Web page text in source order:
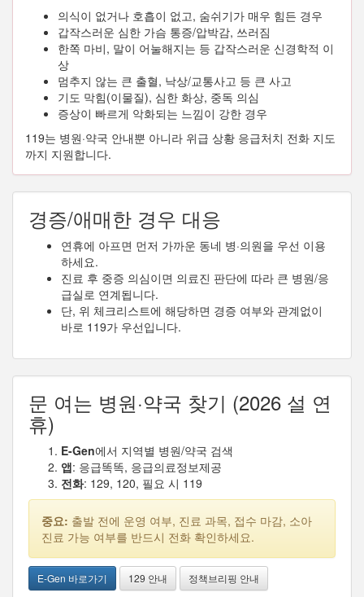
의식이 없거나 호흡이 없고, 숨쉬기가 매우 힘든 경우
갑작스러운 심한 가슴 통증/압박감, 쓰러짐
한쪽 마비, 말이 어눌해지는 등 갑작스러운 신경학적 이
상
멈추지 않는 큰 출혈, 낙상/교통사고 등 큰 사고
기도 막힘(이물질), 심한 화상, 중독 의심
증상이 빠르게 악화되는 느낌이 강한 경우
119는 병원·약국 안내뿐 아니라 위급 상황 응급처치 전화 지도
까지 지원합니다.
경증/애매한 경우 대응
연휴에 아프면 먼저 가까운 동네 병·의원을 우선 이용
하세요.
진료 후 중증 의심이면 의료진 판단에 따라 큰 병원/응
급실로 연계됩니다.
단, 위 체크리스트에 해당하면 경증 여부와 관계없이
바로 119가 우선입니다.
문 여는 병원·약국 찾기 (2026 설 연
휴)
E-Gen에서 지역별 병원/약국 검색
앱: 응급똑똑, 응급의료정보제공
전화: 129, 120, 필요 시 119
중요: 출발 전에 운영 여부, 진료 과목, 접수 마감, 소아
진료 가능 여부를 반드시 전화 확인하세요.
E-Gen 바로가기 129 안내 정책브리핑 안내